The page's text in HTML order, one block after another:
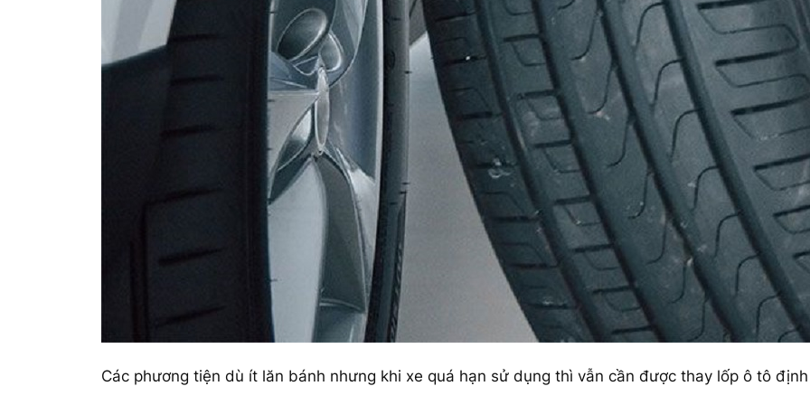
Các phương tiện dù ít lăn bánh nhưng khi xe quá hạn sử dụng thì vẫn cần được thay lốp ô tô